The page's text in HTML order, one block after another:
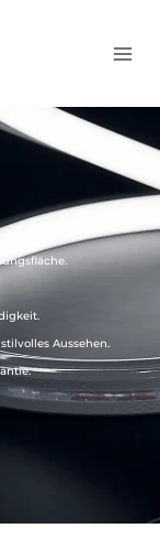
Aussehen.